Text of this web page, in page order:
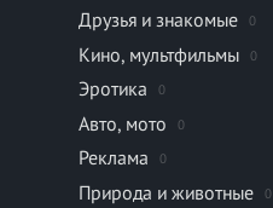
Друзья и знакомые 0
Кино, мультфильмы 0
Эротика 0
Авто, мото 0
Реклама 0
Природа и животные 0